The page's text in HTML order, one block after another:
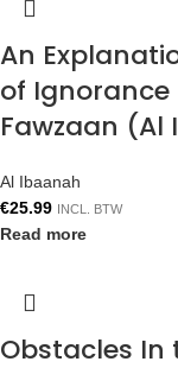
An
of Ignorance
Fawzaan
Al Ibaanah
€25.99 INCL. BTW
Read more
Obstacles In